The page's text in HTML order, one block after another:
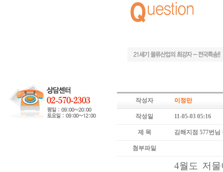
작성자 이정만
작성일 11-05-03 05:16
제 목 김해지점 577번님
첨부파일
4월도 저